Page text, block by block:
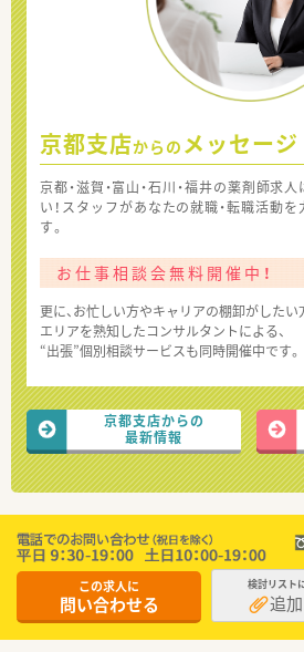
京都支店からの メッセージ
京都・滋賀・富山・石川・福井の薬剤師求
い！スタッフがあなたの就職・転職活動
す。
お仕事相談会無料開催中！
更に、お忙しい方やキャリアの棚卸がしたい
エリアを熟知したコンサルタントによる、
“出張”個別相談サービスも同時開催中です。
京都支店からの
最新情報
この求人に
問い合わせる
検討リスト
追加